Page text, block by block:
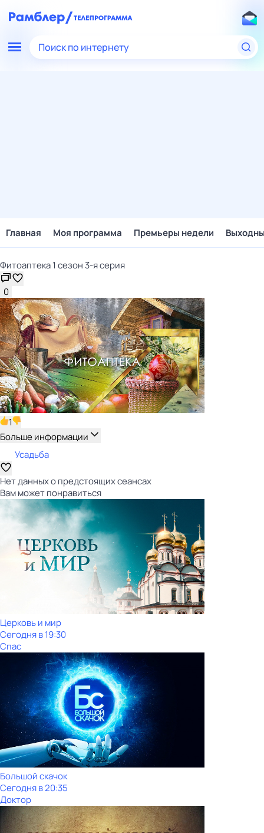
Поиск по интернету
Главная Моя программа Премьеры недели
Фитоаптека 1 сезон 3-я серия
0
1
Больше информации
Усадьба
Нет данных о предстоящих сеансах
Вам может понравиться
Церковь и мир
Сегодня в 19:30
Спас
Большой скачок
Сегодня в 20:35
Доктор